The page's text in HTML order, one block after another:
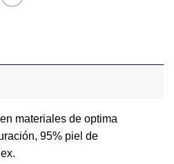
materiales de optima
95% piel de